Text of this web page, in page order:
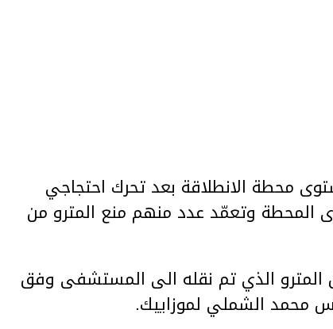
رقم 5 على مستوى محطة الانطلاقة بعد تحرك احتجاجي
المحطة وتعمّد عدد منهم منع المترو من
المترو الذي تم نقله الى المستشفى وفق
محمد الشملي لموزاييك.